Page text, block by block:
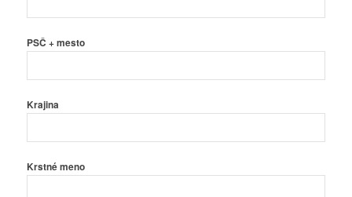
PSČ + mesto
Krajina
Krstné meno